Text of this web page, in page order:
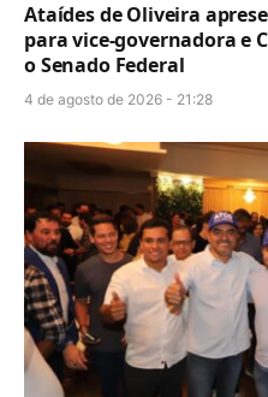
Ataídes de Oliveira
para vice-governadora e
o Senado Federal
4 de agosto de 2026 - 21:28